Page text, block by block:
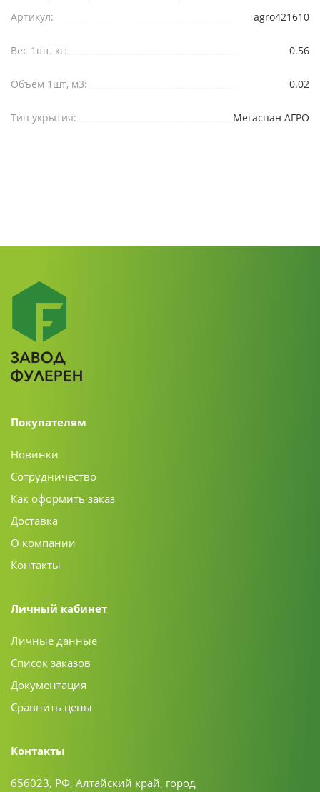
Артикул: agro421610
Вес 1шт, кг: 0.56
Объём 1шт, м3: 0.02
Тип укрытия: Мегаспан АГРО
Покупателям
Новинки
Сотрудничество
Как оформить заказ
Доставка
О компании
Контакты
Личный кабинет
Личные данные
Список заказов
Документация
Сравнить цены
Контакты
656023, РФ, Алтайский край, город